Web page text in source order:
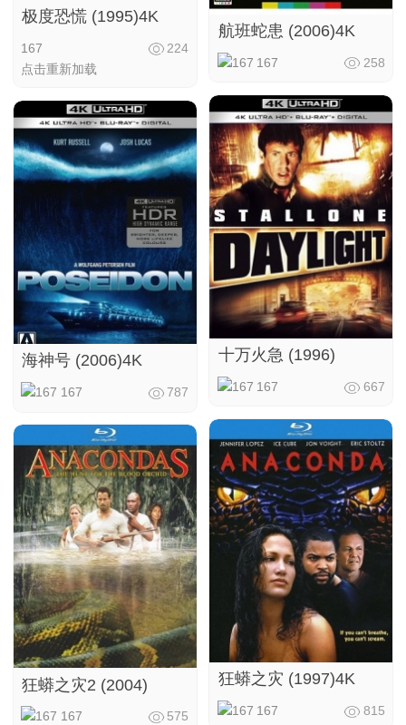
极度恐慌 (1995)4K
167
点击重新加载
224
海神号 (2006)4K
167 787
狂蟒之灾2 (2004)
167 575
航班蛇患 (2006)4K
167 258
十万火急 (1996)
167 667
狂蟒之灾 (1997)4K
167 815